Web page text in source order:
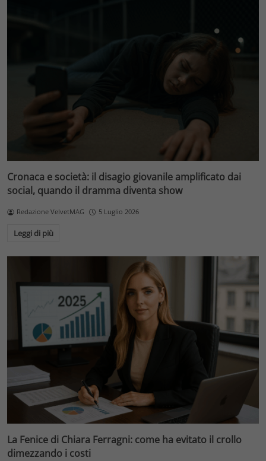
Cronaca e società: il disagio giovanile amplificato dai
social, quando il dramma diventa show
Redazione VelvetMAG 5 Luglio 2026
Leggi di più
La Fenice di Chiara Ferragni: come ha evitato il crollo
dimezzando i costi